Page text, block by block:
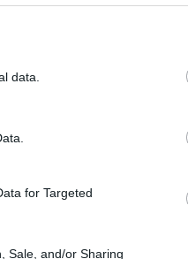
data.
for Targeted
Sale, and/or Sharing
όσο και
20:20